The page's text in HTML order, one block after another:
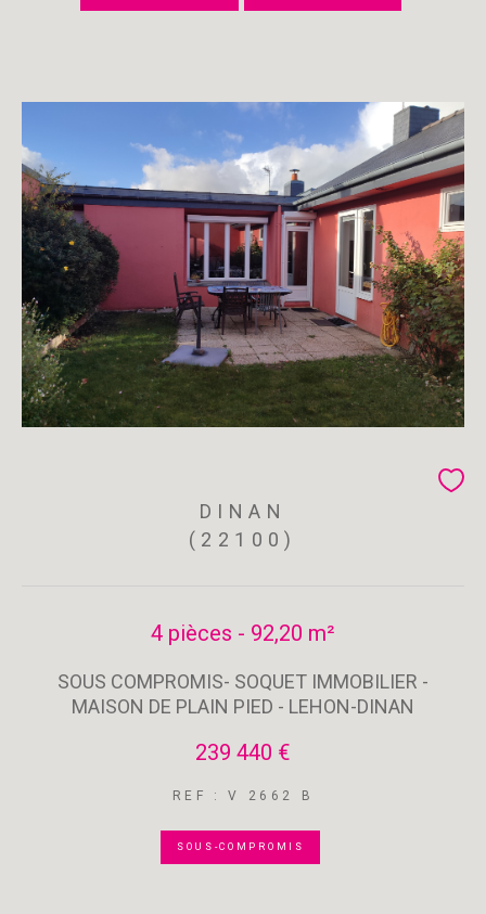
DINAN
(22100)
4 pièces - 92,20 m²
SOUS COMPROMIS- SOQUET IMMOBILIER -
MAISON DE PLAIN PIED - LEHON-DINAN
239 440 €
REF : V 2662 B
SOUS-COMPROMIS